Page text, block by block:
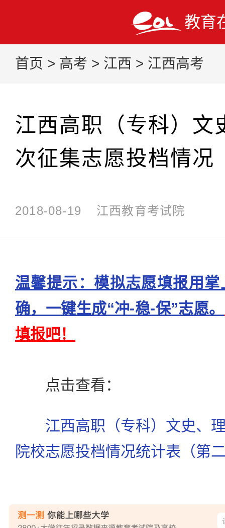
教育
首页 > 高考 > 江西 > 江西高考
江西高职（专科）文
次征集志愿投档情况
2018-08-19 江西教育考试院
温馨提示：模拟志愿填报用
确，一键生成“冲-稳-保”志愿。
填报吧！
点击查看：
江西高职（专科）文史、
院校志愿投档情况统计表（第